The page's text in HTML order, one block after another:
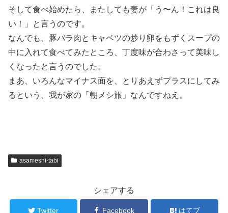
そして食べ始めたら、またしても妻が「う〜ん！これは良
い！」と言うのです。
なんでも、豚バラ肉とキャベツの炒り卵をもずくスープの
中に入れて食べてみたところ、丁度味が合わさって美味し
くなったと言うのでした。
まあ、いろんなマイナス面を、とりあえずプラスにしてみ
るという、我が家の「朝メシ旅」なんですねえ。
asameshi-tabi
シェアする
Twitter Facebook はてブ